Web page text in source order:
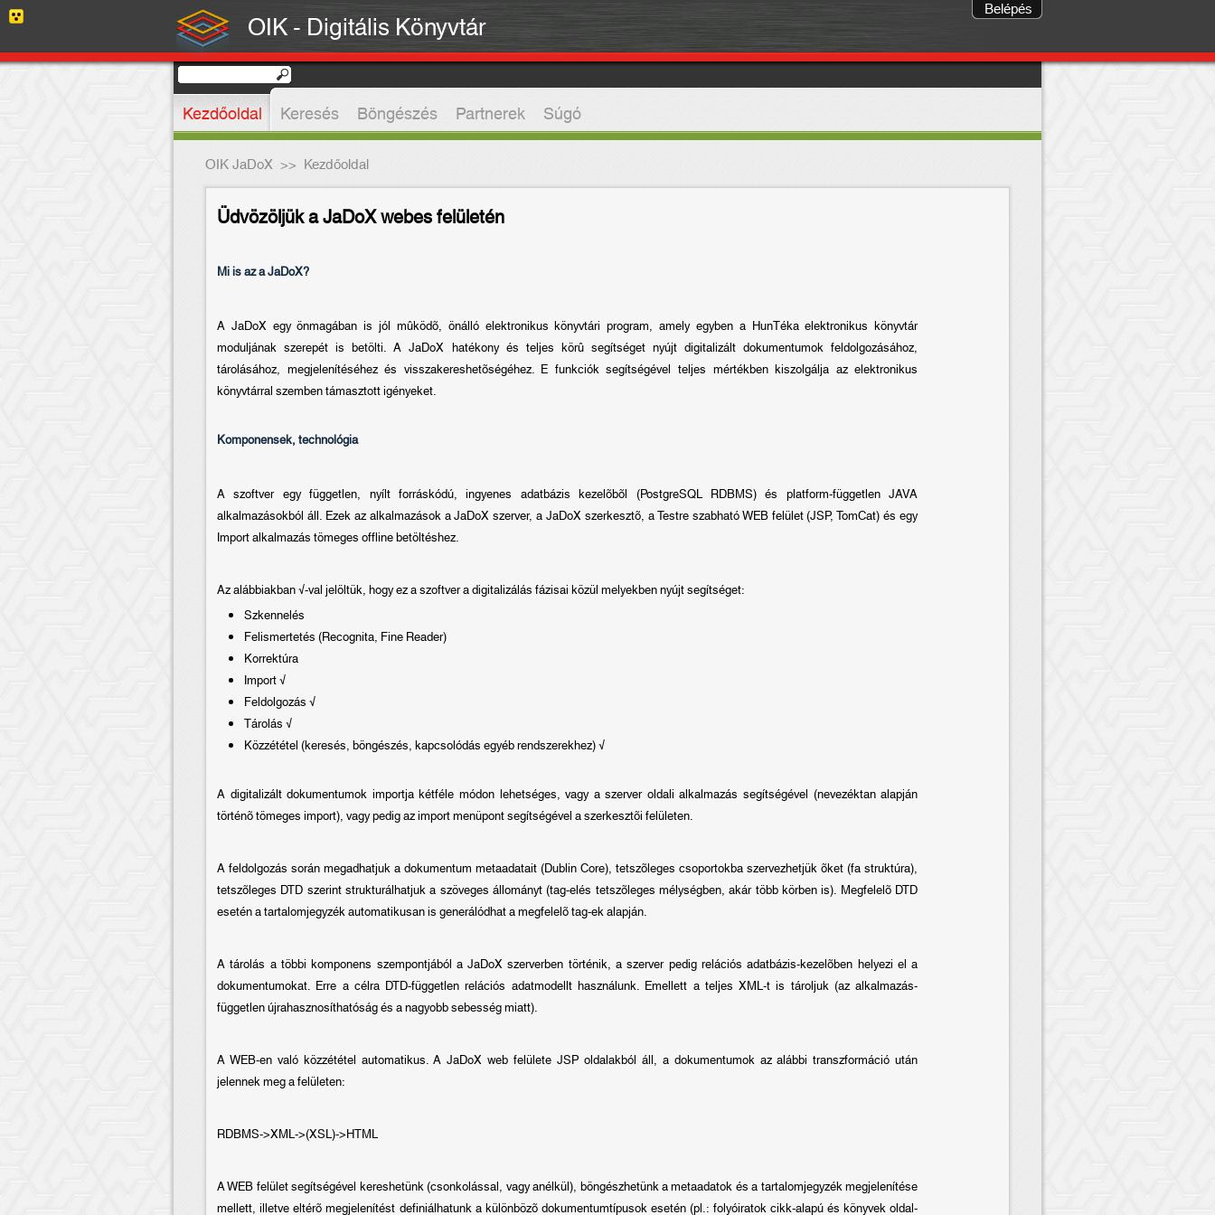
OIK - Digitális Könyvtár
Kezdőoldal Keresés Böngészés Partnerek Súgó
OIK JaDoX >> Kezdőoldal
Belépés
Üdvözöljük a JaDoX webes felületén
Mi is az a JaDoX?
A JaDoX egy önmagában is jól mûködõ, önálló elektronikus könyvtári program, amely egyben a HunTéka elektronikus könyvtár
moduljának szerepét is betölti. A JaDoX hatékony és teljes körû segítséget nyújt digitalizált dokumentumok feldolgozásához,
tárolásához, megjelenítéséhez és visszakereshetõségéhez. E funkciók segítségével teljes mértékben kiszolgálja az elektronikus
könyvtárral szemben támasztott igényeket.
Komponensek, technológia
A szoftver egy független, nyílt forráskódú, ingyenes adatbázis kezelõbõl (PostgreSQL RDBMS) és platform-független JAVA
alkalmazásokból áll. Ezek az alkalmazások a JaDoX szerver, a JaDoX szerkesztõ, a Testre szabható WEB felület (JSP, TomCat) és egy
Import alkalmazás tömeges offline betöltéshez.
Az alábbiakban √-val jelöltük, hogy ez a szoftver a digitalizálás fázisai közül melyekben nyújt segítséget:
Szkennelés
Felismertetés (Recognita, Fine Reader)
Korrektúra
Import √
Feldolgozás √
Tárolás √
Közzététel (keresés, böngészés, kapcsolódás egyéb rendszerekhez) √
A digitalizált dokumentumok importja kétféle módon lehetséges, vagy a szerver oldali alkalmazás segítségével (nevezéktan alapján
történõ tömeges import), vagy pedig az import menüpont segítségével a szerkesztõi felületen.
A feldolgozás során megadhatjuk a dokumentum metaadatait (Dublin Core), tetszõleges csoportokba szervezhetjük õket (fa struktúra),
tetszõleges DTD szerint strukturálhatjuk a szöveges állományt (tag-elés tetszõleges mélységben, akár több körben is). Megfelelõ DTD
esetén a tartalomjegyzék automatikusan is generálódhat a megfelelõ tag-ek alapján.
A tárolás a többi komponens szempontjából a JaDoX szerverben történik, a szerver pedig relációs adatbázis-kezelõben helyezi el a
dokumentumokat. Erre a célra DTD-független relációs adatmodellt használunk. Emellett a teljes XML-t is tároljuk (az alkalmazás-
független újrahasznosíthatóság és a nagyobb sebesség miatt).
A WEB-en való közzététel automatikus. A JaDoX web felülete JSP oldalakból áll, a dokumentumok az alábbi transzformáció után
jelennek meg a felületen:
RDBMS->XML->(XSL)->HTML
A WEB felület segítségével kereshetünk (csonkolással, vagy anélkül), böngészhetünk a metaadatok és a tartalomjegyzék megjelenítése
mellett, illetve eltérõ megjelenítést definiálhatunk a különbözõ dokumentumtípusok esetén (pl.: folyóiratok cikk-alapú és könyvek oldal-